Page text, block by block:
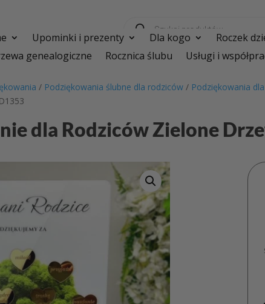
produktów
Upominki i prezenty Dla kogo Roczek
genealogiczne
Rocznica ślubu Usługi i
/ Podziękowania ślubne dla rodziców / Podziękowania
dla Rodziców Zielone